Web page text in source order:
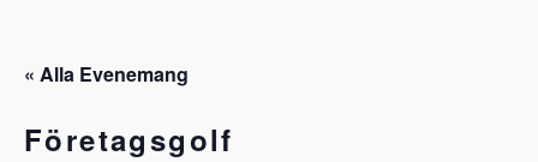
« Alla Evenemang
Företagsgolf